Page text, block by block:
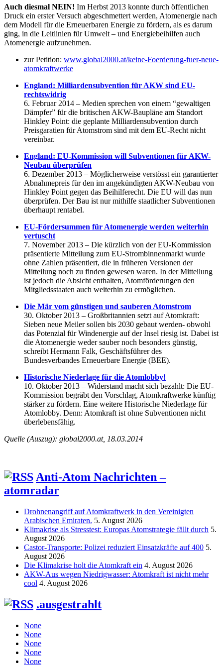
Auch diesmal NEIN! Im Herbst 2013 konnte durch öffentlichen
Druck ein erster Versuch abgeschmettert werden, Atomenergie nach
dem Modell für die Erneuerbaren Energie zu fördern, als es darum
ging, in die Leitlinien für Umwelt – und Energiebeihilfen auch
Atomenergie aufzunehmen.
zur Petition: www.global2000.at/keine-Foerderung-fuer-neue-
atomkraftwerke
England: Milliardensubvention für AKW sind EU-
rechtswidrig
6. Februar 2014 – Medien sprechen von einem “gewaltigen
Dämpfer” für die britischen AKW-Baupläne am Standort
Hinkley Point: die geplante Milliardensubvention durch
Preisgaratien für Atomstrom sind mit dem EU-Recht nicht
vereinbar.
England: EU-Kommission will Subventionen für AKW-
Neubau überprüfen
6. Dezember 2013 – Möglicherweise verstösst ein garantierter
Abnahmepreis für den im angekündigten AKW-Neubau von
Hinkley Point gegen das Beihilferecht. Die EU will das nun
überprüfen. Der Bau ist nur mithilfe staatlicher Subventionen
überhaupt rentabel.
EU-Fördersummen für Atomenergie werden weiterhin
vertuscht
7. November 2013 – Die kürzlich von der EU-Kommission
präsentierte Mitteilung zum EU-Strombinnenmarkt wurde
ohne Zahlen präsentiert, die in früheren Versionen der
Mitteilung noch zu finden gewesen waren. In der Mitteilung
ist jedoch die Absicht enthalten, Atomförderungen den
Mitgliedsstaaten auch weiterhin zu ermöglichen.
Die Mär vom günstigen und sauberen Atomstrom
30. Oktober 2013 – Großbritannien setzt auf Atomkraft:
Sieben neue Meiler sollen bis 2030 gebaut werden- obwohl
das Potenzial für Windenergie auf der Insel riesig ist. Dabei ist
die Atomenergie weder sauber noch besonders günstig,
schreibt Hermann Falk, Geschäftsführer des
Bundesverbandes Erneuerbare Energie (BEE).
Historische Niederlage für die Atomlobby!
10. Oktober 2013 – Widerstand macht sich bezahlt: Die EU-
Kommission begräbt den Vorschlag, Atomkraftwerke künftig
stärker zu fördern. Eine weitere Historische Niederlage für
Atomlobby. Denn: Atomkraft ist ohne Subventionen nicht
überlebensfähig.
Quelle (Auszug): global2000.at, 18.03.2014
Anti-Atom Nachrichten –
atomradar
Drohnenangriff auf Atomkraftwerk in den Vereinigten
Arabischen Emiraten. 5. August 2026
Klimakrise als Stresstest: Europas Atomstrategie fällt durch 5.
August 2026
Castor-Transporte: Polizei reduziert Einsatzkräfte auf 400 5.
August 2026
Die Klimakrise holt die Atomkraft ein 4. August 2026
AKW-Aus wegen Niedrigwasser: Atomkraft ist nicht mehr
cool 4. August 2026
.ausgestrahlt
None
None
None
None
None